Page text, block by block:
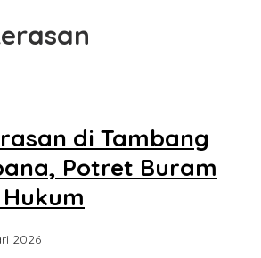
di Tambang
Potret Buram
2026oleh